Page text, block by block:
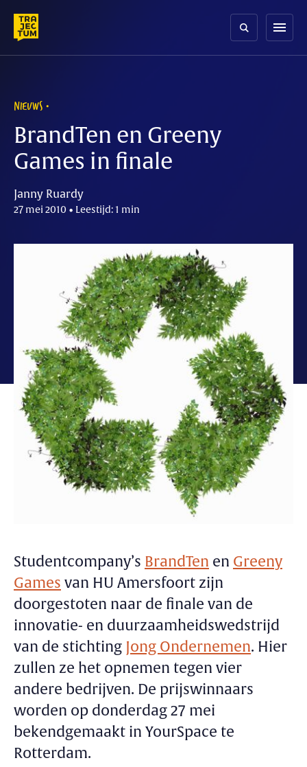
content
menu
NIEUWS
BrandTen en Greeny
Games in finale
Janny Ruardy
27 mei 2010 • Leestijd: 1 min
Studentcompany’s BrandTen en Greeny
Games van HU Amersfoort zijn
doorgestoten naar de finale van de
innovatie- en duurzaamheidswedstrijd
van de stichting Jong Ondernemen. Hier
zullen ze het opnemen tegen vier
andere bedrijven. De prijswinnaars
worden op donderdag 27 mei
bekendgemaakt in YourSpace te
Rotterdam.